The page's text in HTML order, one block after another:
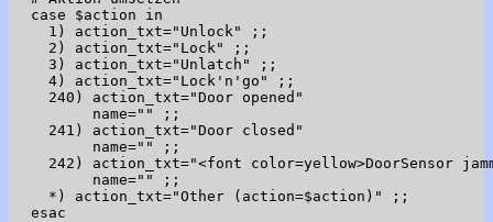
  case $action in
    1) action_txt="Unlock" ;;
    2) action_txt="Lock" ;;
    3) action_txt="Unlatch" ;;
    4) action_txt="Lock'n'go" ;;
    240) action_txt="Door opened"
         name="" ;;
    241) action_txt="Door closed"
         name="" ;;
242) action_txt="<font color=yellow>DoorSensor
         name="" ;;
    *) action_txt="Other (action=$action)" ;;
  esac